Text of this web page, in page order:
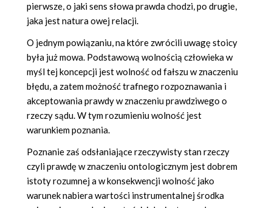
pierwsze, o jaki sens słowa prawda chodzi, po drugie,
jaka jest natura owej relacji.
O jednym powiązaniu, na które zwrócili uwagę stoicy
była już mowa. Podstawową wolnością człowieka w
myśl tej koncepcji jest wolność od fałszu w znaczeniu
błędu, a zatem możność trafnego rozpoznawania i
akceptowania prawdy w znaczeniu prawdziwego o
rzeczy sądu. W tym rozumieniu wolność jest
warunkiem poznania.
Poznanie zaś odsłaniające rzeczywisty stan rzeczy
czyli prawdę w znaczeniu ontologicznym jest dobrem
istoty rozumnej a w konsekwencji wolność jako
warunek nabiera wartości instrumentalnej środka